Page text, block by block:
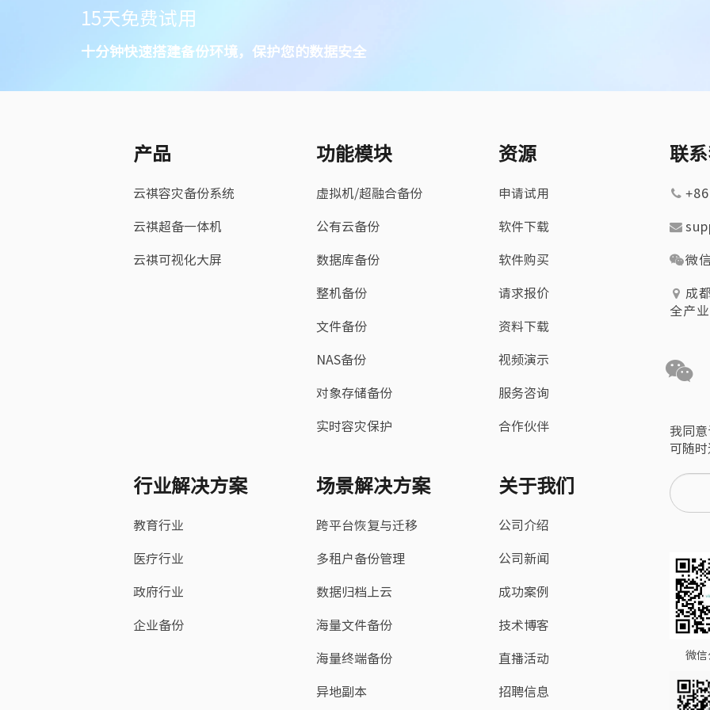
15天免费试用
十分钟快速搭建备份环境，保护您的数据安全
产品
云祺容灾备份系统
云祺超备一体机
云祺可视化大屏
功能模块
虚拟机/超融合备份
公有云备份
数据库备份
整机备份
文件备份
NAS备份
对象存储备份
实时容灾保护
资源
申请试用
软件下载
软件购买
请求报价
资料下载
视频演示
服务咨询
合作伙伴
行业解决方案
教育行业
医疗行业
政府行业
企业备份
场景解决方案
跨平台恢复与迁移
多租户备份管理
数据归档上云
海量文件备份
海量终端备份
异地副本
关于我们
公司介绍
公司新闻
成功案例
技术博客
直播活动
招聘信息
联
微
成
全产
我同
可随
微信